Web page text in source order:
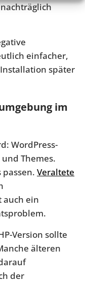
einfacher,
später
im
WordPress-
Themes.
passen. Veraltete
auch ein
Version sollte
älteren
der